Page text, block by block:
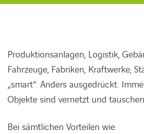
Produktionsanlagen, Logistik,
Fahrzeuge, Fabriken, Kraftwerke,
„smart“. Anders ausgedrückt:
Objekte sind vernetzt und
Bei sämtlichen Vorteilen wie